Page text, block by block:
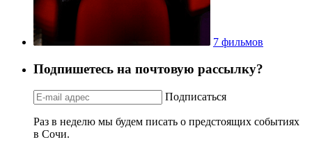
7 фильмов
Подпишетесь на почтовую рассылку?
Подписаться
Раз в неделю мы будем писать о предстоящих событиях
в Сочи.